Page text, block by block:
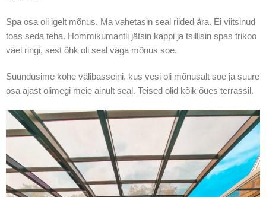
Spa osa oli igelt mõnus. Ma vahetasin seal riided ära. Ei viitsinud
toas seda teha. Hommikumantli jätsin kappi ja tsillisin spas trikoo
väel ringi, sest õhk oli seal väga mõnus soe.
Suundusime kohe välibasseini, kus vesi oli mõnusalt soe ja suure
osa ajast olimegi meie ainult seal. Teised olid kõik õues terrassil.